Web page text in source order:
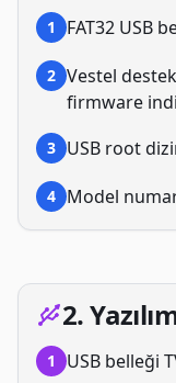
1 FAT32 USB
2 Vestel
firmware
3 USB root
4 Model
2.
1 USB belleği